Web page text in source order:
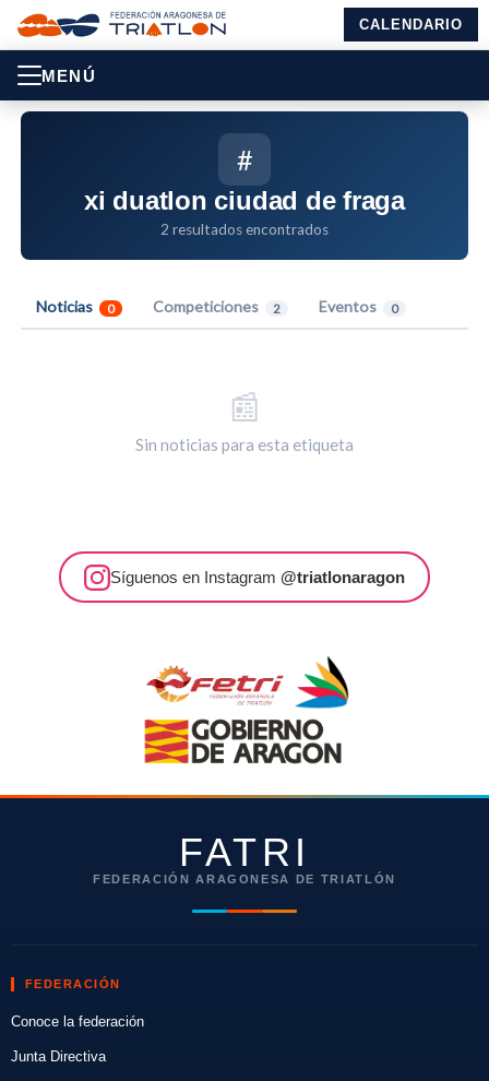
CALENDARIO
MENÚ
#
xi duatlon ciudad de fraga
2 resultados encontrados
Noticias 0 Competiciones 2 Eventos 0
📰
Sin noticias para esta etiqueta
Síguenos en Instagram @triatlonaragon
FATRI
FEDERACIÓN ARAGONESA DE TRIATLÓN
FEDERACIÓN
Conoce la federación
Junta Directiva